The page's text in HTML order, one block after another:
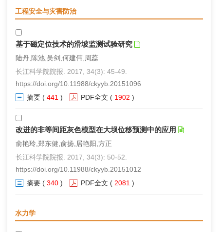
工程安全与灾害防治
基于磁定位技术的滑坡监测试验研究
陆丹,陈池,吴剑,何建伟,周蕊
长江科学院院报. 2017, 34(3): 45-49.
https://doi.org/10.11988/ckyyb.20151096
摘要 ( 441 ) PDF全文 ( 1902 )
改进的非等间距灰色模型在大坝位移预测中的应用
俞艳玲,郑东健,俞扬,居艳阳,方正
长江科学院院报. 2017, 34(3): 50-52.
https://doi.org/10.11988/ckyyb.20151012
摘要 ( 340 ) PDF全文 ( 2081 )
水力学